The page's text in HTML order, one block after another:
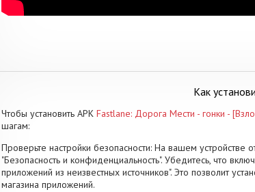
Как
Чтобы установить APK Fastlane: Дорога Мести - гонки -
шагам:
Проверьте настройки безопасности: На вашем устройстве
"Безопасность и конфиденциальность". Убедитесь, что
приложений из неизвестных источников". Это позволит
магазина приложений.